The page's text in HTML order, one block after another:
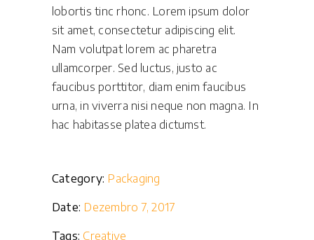
lobortis tinc rhonc. Lorem ipsum dolor
sit amet, consectetur adipiscing elit.
Nam volutpat lorem ac pharetra
ullamcorper. Sed luctus, justo ac
faucibus porttitor, diam enim faucibus
urna, in viverra nisi neque non magna. In
hac habitasse platea dictumst.
Category: Packaging
Date: Dezembro 7, 2017
Tags: Creative